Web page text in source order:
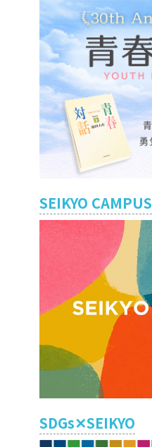
SEIKYO CAMPUS
SDGs✕SEIKYO